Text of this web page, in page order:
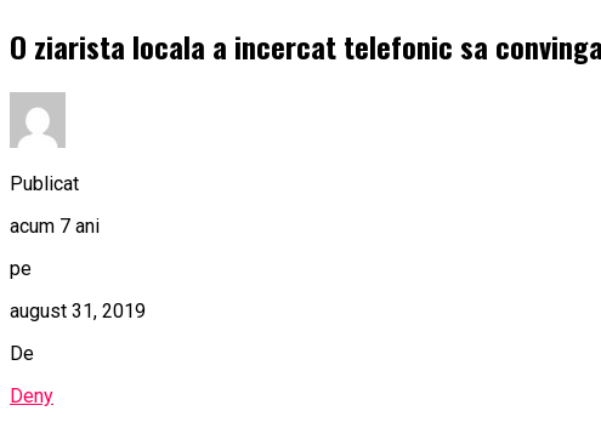
O ziarista locala a incercat telefonic sa
Publicat
acum 7 ani
pe
august 31, 2019
De
Deny